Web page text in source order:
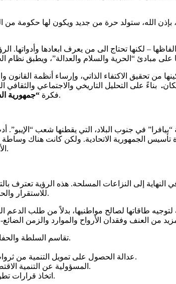
بإذن الله، ستولد حرة من جديد ويكون لها
تحقيق الاكتفاء الذاتي، وإرساء أنظمة القانون
. بناءً على التحليل التاريخي والاجتماعي
فكرة “جمهورية منطقية الى أبعد الحدود.
في جنوب البلاد، التي يقطنها شعب “الإيبو”.
تأسيس الجمهورية الاتحادية. ولكن كانت هناك
الأطراف المتحاربة على التوصل إلى تسوية.
النهاية إلى النزاعات المسلحة. هذه الرؤية تعترف
للاستقرار والحصول على خدمات عادلة ولتنمية مواردها.
لتوجيه طاقاتها لصالح مواطنيها، بدلاً من طلب
تقاسم السلطة والحفاظ على الامن من خلال اللامركزية.
عدالة الحصول على تمويل التنمية من ثروات المركز وأنصبة الولاية من الثروة.
المسؤولية عن التنمية الاقتصادية العادلة على المستوى الولائي.
اتخاذ قرارات تطوير الخدمات على المستوى الولائي.